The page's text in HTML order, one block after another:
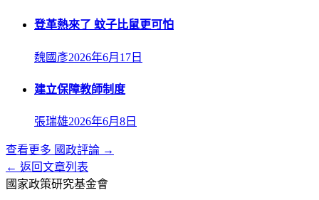
登革熱來了 蚊子比鼠更可怕
魏國彥2026年6月17日
建立保障教師制度
張瑞雄2026年6月8日
查看更多 國政評論 →
← 返回文章列表
國家政策研究基金會